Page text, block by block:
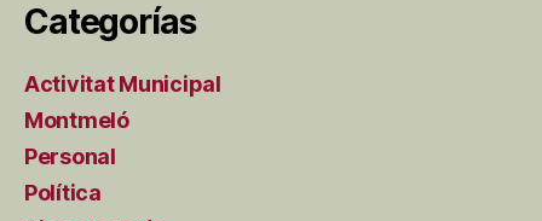
Categorías
Activitat Municipal
Montmeló
Personal
Política